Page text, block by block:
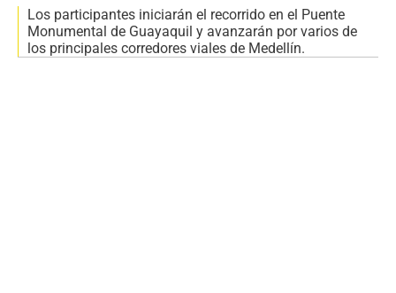
Los participantes iniciarán el recorrido en el Puente
Monumental de Guayaquil y avanzarán por varios de
los principales corredores viales de Medellín.